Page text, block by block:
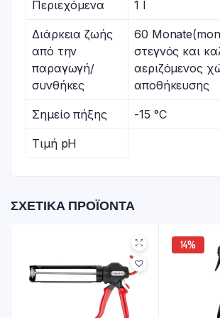
Περιεχόμενα 1 l
Διάρκεια ζωής
από την
παραγωγή/
συνθήκες
60
στεγνός και
αεριζόμενος
αποθήκευσης
Σημείο πήξης -15 °C
Τιμή pH
ΣΧΕΤΙΚΆ ΠΡΟΪΌΝΤΑ
14%